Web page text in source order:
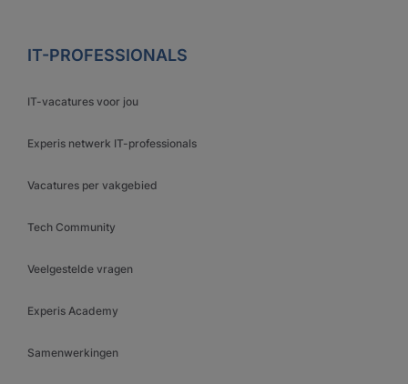
IT-PROFESSIONALS
IT-vacatures voor jou
Experis netwerk IT-professionals
Vacatures per vakgebied
Tech Community
Veelgestelde vragen
Experis Academy
Samenwerkingen